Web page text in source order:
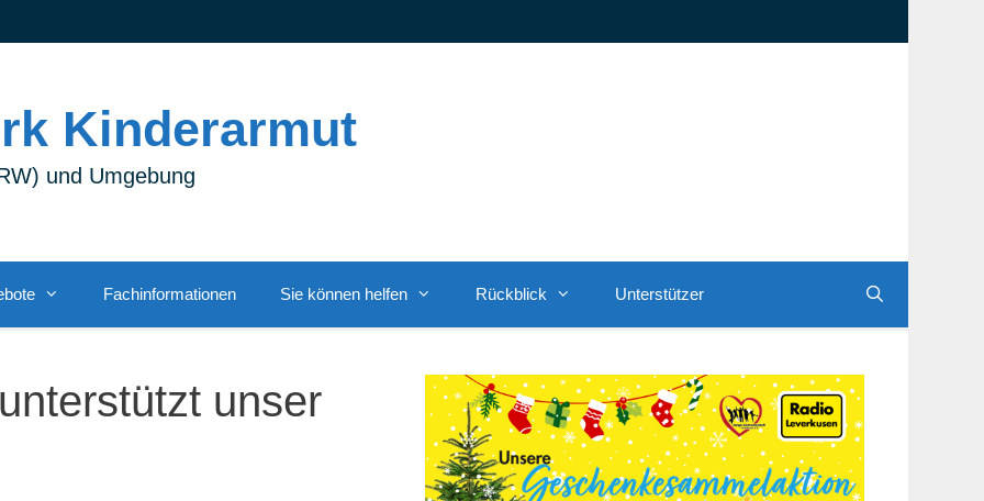
Kinderarmut
und Umgebung
Fachinformationen Sie können helfen Rückblick Unterstützer
unser